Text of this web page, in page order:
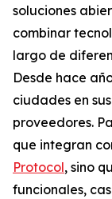
soluciones
combinar
largo de
Desde hace
ciudades en
proveedores.
que integran
Protocol, sino
funcionales,